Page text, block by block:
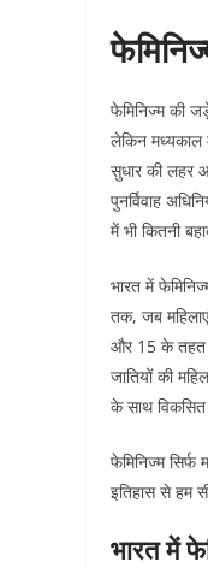
फेमिनिज्म की
लेकिन मध्यकाल
सुधार की लहर
पुनर्विवाह
में भी कितनी
भारत में
तक, जब
और 15 के तहत
जातियों की
के साथ
फेमिनिज्म
इतिहास से हम
भारत में